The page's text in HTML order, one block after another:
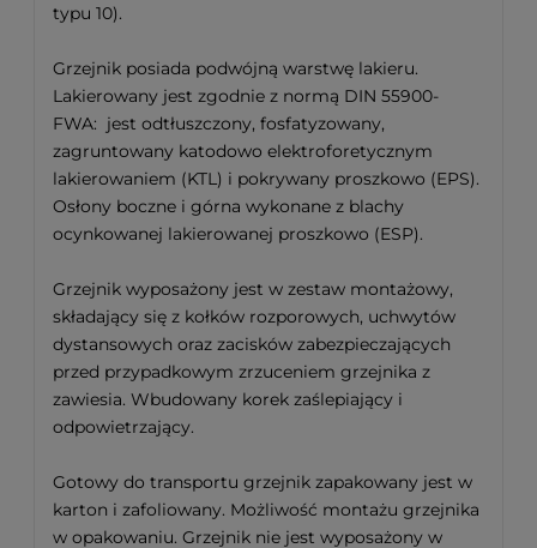
typu 10).
Grzejnik posiada podwójną warstwę lakieru.
Lakierowany jest zgodnie z normą DIN 55900-
FWA: jest odtłuszczony, fosfatyzowany,
zagruntowany katodowo elektroforetycznym
lakierowaniem (KTL) i pokrywany proszkowo (EPS).
Osłony boczne i górna wykonane z blachy
ocynkowanej lakierowanej proszkowo (ESP).
Grzejnik wyposażony jest w zestaw montażowy,
składający się z kołków rozporowych, uchwytów
dystansowych oraz zacisków zabezpieczających
przed przypadkowym zrzuceniem grzejnika z
zawiesia. Wbudowany korek zaślepiający i
odpowietrzający.
Gotowy do transportu grzejnik zapakowany jest w
karton i zafoliowany. Możliwość montażu grzejnika
w opakowaniu. Grzejnik nie jest wyposażony w